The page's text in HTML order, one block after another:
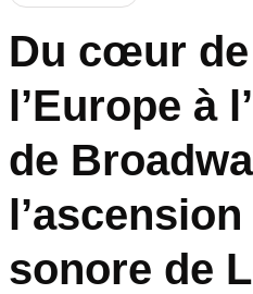
Du cœur de
l’Europe à
de
l’ascension
sonore de